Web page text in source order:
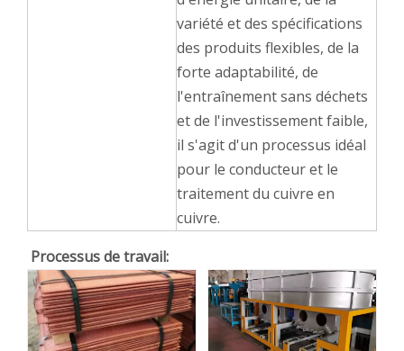
variété et des spécifications
des produits flexibles, de la
forte adaptabilité, de
l'entraînement sans déchets
et de l'investissement faible,
il s'agit d'un processus idéal
pour le conducteur et le
traitement du cuivre en
cuivre.
Processus de travail: